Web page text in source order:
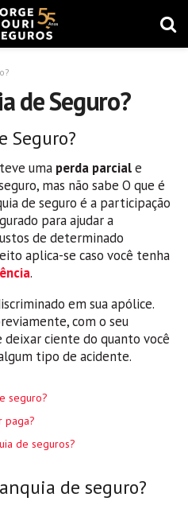
de Seguro?
Seguro?
uma perda parciale
mas não sabe O que é
de seguro é a participação
para ajudar a
de determinado
aplica-se caso você tenha
.
em sua apólice.
com o seu
ciente do quanto você
tipo de acidente.
seguro?
paga?
de seguros?
de seguro?